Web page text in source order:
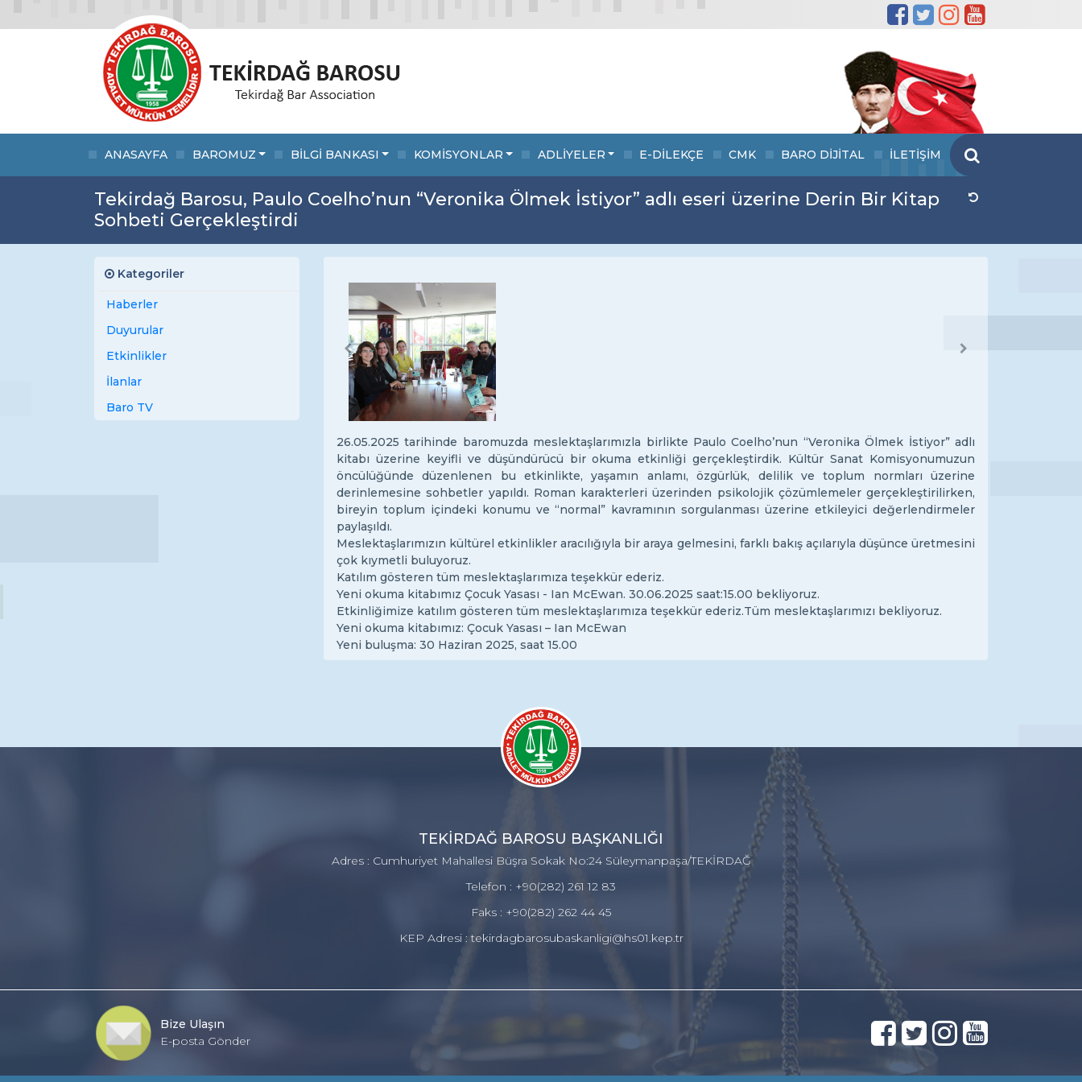
ANASAYFA BAROMUZ BİLGİ BANKASI KOMİSYONLAR ADLİYELER E-DİLEKÇE CMK BARO DİJİTAL İLETİŞİM
Tekirdağ Barosu, Paulo Coelho’nun “Veronika Ölmek İstiyor” adlı eseri üzerine Derin Bir Kitap
Sohbeti Gerçekleştirdi
Kategoriler
Haberler
Duyurular
Etkinlikler
İlanlar
Baro TV
Previous Next
26.05.2025 tarihinde baromuzda meslektaşlarımızla birlikte Paulo Coelho’nun “Veronika Ölmek İstiyor” adlı
kitabı üzerine keyifli ve düşündürücü bir okuma etkinliği gerçekleştirdik. Kültür Sanat Komisyonumuzun
öncülüğünde düzenlenen bu etkinlikte, yaşamın anlamı, özgürlük, delilik ve toplum normları üzerine
derinlemesine sohbetler yapıldı. Roman karakterleri üzerinden psikolojik çözümlemeler gerçekleştirilirken,
bireyin toplum içindeki konumu ve “normal” kavramının sorgulanması üzerine etkileyici değerlendirmeler
paylaşıldı.
Meslektaşlarımızın kültürel etkinlikler aracılığıyla bir araya gelmesini, farklı bakış açılarıyla düşünce üretmesini
çok kıymetli buluyoruz.
Katılım gösteren tüm meslektaşlarımıza teşekkür ederiz.
Yeni okuma kitabımız Çocuk Yasası - Ian McEwan. 30.06.2025 saat:15.00 bekliyoruz.
Etkinliğimize katılım gösteren tüm meslektaşlarımıza teşekkür ederiz.
Yeni okuma kitabımız: Çocuk Yasası – Ian McEwan
Yeni buluşma: 30 Haziran 2025, saat 15.00
Tüm meslektaşlarımızı bekliyoruz.
TEKİRDAĞ BAROSU BAŞKANLIĞI
Adres : Cumhuriyet Mahallesi Büşra Sokak No:24 Süleymanpaşa/TEKİRDAĞ
Telefon : +90(282) 261 12 83
Faks : +90(282) 262 44 45
KEP Adresi : tekirdagbarosubaskanligi@hs01.kep.tr
Bize Ulaşın
E-posta Gönder